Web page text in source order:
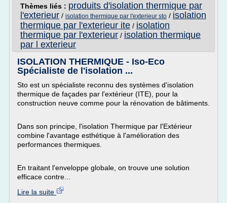
Thèmes liés : produits d'isolation thermique par
l'exterieur / isolation thermique par l'exterieur sto / isolation
thermique par l'exterieur ite / isolation
thermique par l'exterieur / isolation thermique
par l exterieur
ISOLATION THERMIQUE - Iso-Eco
Spécialiste de l'isolation ...
Sto est un spécialiste reconnu des systèmes d'isolation
thermique de façades par l'extérieur (ITE), pour la
construction neuve comme pour la rénovation de bâtiments.
Dans son principe, l'isolation Thermique par l'Extérieur
combine l'avantage esthétique à l'amélioration des
performances thermiques.
En traitant l'enveloppe globale, on trouve une solution
efficace contre...
Lire la suite